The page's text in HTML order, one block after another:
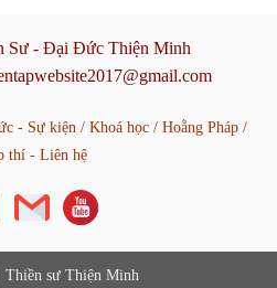
Sư - Đại Đức Thiện Minh
- Sự kiện / Khoá học/ Hoằng Pháp/
thí - Liên hệ
sư Thiện Minh